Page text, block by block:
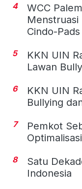
4
WCC
Menstruasi
Cindo-Pads
5
KKN UIN
Lawan
6
KKN UIN
Bullying
7
Pemkot
8
Satu
Indonesia